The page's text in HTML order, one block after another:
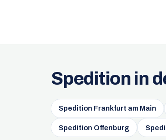
Spedition in
Spedition Frankfurt am Main
Spedition Offenburg